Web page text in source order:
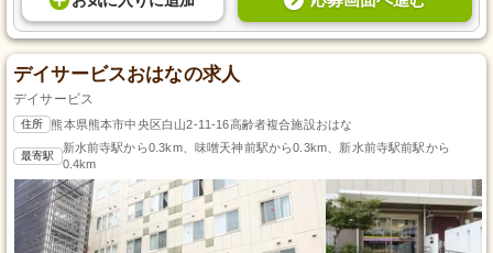
デイサービスおはなの求人
デイサービス
住所 熊本県熊本市中央区白山2-11-16高齢者複合施設おはな
最寄駅
新水前寺駅から0.3km、味噌天神前駅から0.3km、新水前寺駅前駅から
0.4km